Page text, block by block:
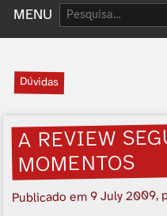
MENU Pesquisar:
Dúvidas
A REVIEW
MOMENTOS
Publicado em9 July 2009,